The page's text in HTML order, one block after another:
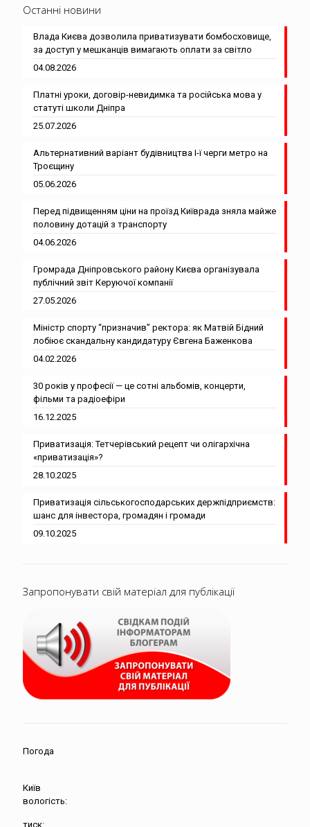
Останні новини
Влада Києва дозволила приватизувати бомбосховище,
за доступ у мешканців вимагають оплати за світло
04.08.2026
Платні уроки, договір-невидимка та російська мова у
статуті школи Дніпра
25.07.2026
Альтернативний варіант будівництва І-ї черги метро на
Троєщину
05.06.2026
Перед підвищенням ціни на проїзд Київрада зняла майже
половину дотацій з транспорту
04.06.2026
Громрада Дніпровського району Києва організувала
публічний звіт Керуючої компанії
27.05.2026
Міністр спорту “призначив” ректора: як Матвій Бідний
лобіює скандальну кандидатуру Євгена Баженкова
04.02.2026
30 років у професії — це сотні альбомів, концерти,
фільми та радіоефіри
16.12.2025
Приватизація: Тетчерівський рецепт чи олігархічна
«приватизація»?
28.10.2025
Приватизація сільськогосподарських держпідприємств:
шанс для інвестора, громадян і громади
09.10.2025
Запропонувати свій матеріал для публікації
Погода
Київ
вологість:
тиск: